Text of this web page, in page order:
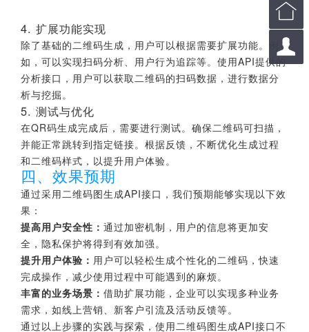
4. 扩展功能实现
除了基础的二维码生成，用户可以根据需要扩展功能。例
如，可以实现扫码分析、用户行为追踪等。使用API提供的
分析接口，用户可以获取二维码的扫码数据，进行数据分
析与挖掘。
5. 测试与优化
在QR码生成完成后，需要进行测试。确保二维码可扫描，
并能正常跳转到指定链接。根据反馈，不断优化生成过程
和二维码样式，以提升用户体验。
四、效果预期
通过采用二维码图生成API接口，我们预期能够实现以下效
果：
提高用户安全性： 通过加密机制，用户的信息将更加安
全，隐私保护将得到有效加强。
提升用户体验： 用户可以轻松生成个性化的二维码，快速
完成操作，减少使用过程中可能遇到的麻烦。
丰富的业务场景： 借助扩展功能，企业可以实现多种业务
需求，如线上营销、新客户引流及活动反馈等。
通过以上步骤的实践与探索，使用二维码图生成API接口不

